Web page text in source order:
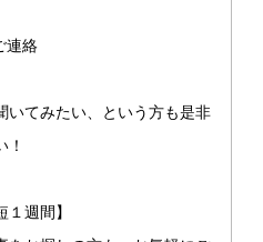
連絡
いてみたい、という方も是非
１週間】